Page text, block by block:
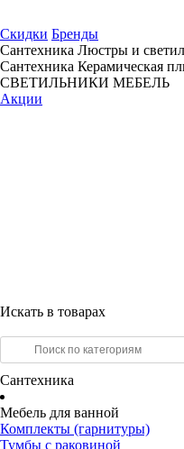
Скидки Бренды
Сантехника Люстры и
Сантехника Керамическая
СВЕТИЛЬНИКИ МЕБЕЛЬ
Акции
Искать в товарах
Сантехника
Мебель для ванной
Комплекты (гарнитуры)
Тумбы с раковиной